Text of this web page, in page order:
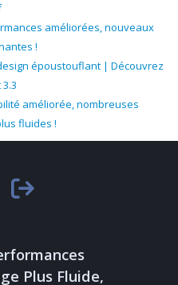
améliorées, nouveaux
!
époustouflant | Découvrez
améliorée, nombreuses
fluides !
Plus Fluide,